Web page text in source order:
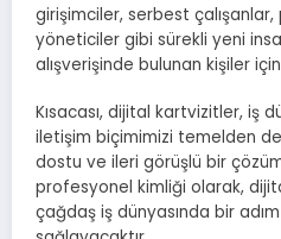
girişimciler, serbest
yöneticiler gibi sürekli yeni
alışverişinde bulunan kişiler
Kısacası, dijital kartvizitler, iş
iletişim biçimimizi temelden
dostu ve ileri görüşlü bir
profesyonel kimliği olarak,
çağdaş iş dünyasında bir adım